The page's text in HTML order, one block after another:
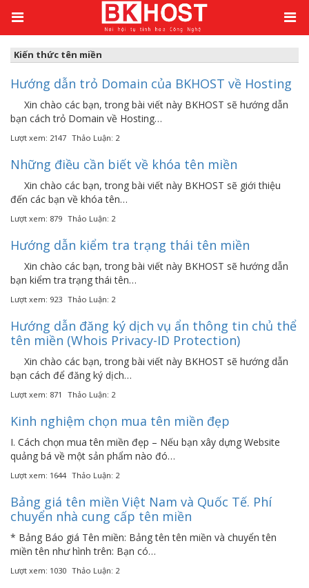
Kiến thức /Kiến thức tên miền
Kiến thức tên miền
Hướng dẫn trỏ Domain của BKHOST về Hosting
Xin chào các bạn, trong bài viết này BKHOST sẽ hướng dẫn
bạn cách trỏ Domain về Hosting…
Lượt xem: 2147 Thảo Luận: 2
Những điều cần biết về khóa tên miền
Xin chào các bạn, trong bài viết này BKHOST sẽ giới thiệu
đến các bạn về khóa tên…
Lượt xem: 879 Thảo Luận: 2
Hướng dẫn kiểm tra trạng thái tên miền
Xin chào các bạn, trong bài viết này BKHOST sẽ hướng dẫn
bạn kiểm tra trạng thái tên…
Lượt xem: 923 Thảo Luận: 2
Hướng dẫn đăng ký dịch vụ ẩn thông tin chủ thể
tên miền (Whois Privacy-ID Protection)
Xin chào các bạn, trong bài viết này BKHOST sẽ hướng dẫn
bạn cách để đăng ký dịch…
Lượt xem: 871 Thảo Luận: 2
Kinh nghiệm chọn mua tên miền đẹp
I. Cách chọn mua tên miền đẹp – Nếu bạn xây dựng Website
quảng bá về một sản phẩm nào đó…
Lượt xem: 1644 Thảo Luận: 2
Bảng giá tên miền Việt Nam và Quốc Tế. Phí
chuyển nhà cung cấp tên miền
* Bảng Báo giá Tên miền: Bảng tên tên miền và chuyển tên
miền tên như hình trên: Bạn có…
Lượt xem: 1030 Thảo Luận: 2